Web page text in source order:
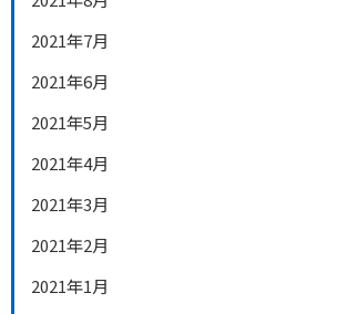
2021年7月
2021年6月
2021年5月
2021年4月
2021年3月
2021年2月
2021年1月